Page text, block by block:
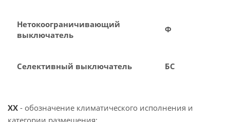
Нетокоограничивающий
выключатель
Ф
Селективный выключатель БС
XX - обозначение климатического исполнения и
категории размещения: